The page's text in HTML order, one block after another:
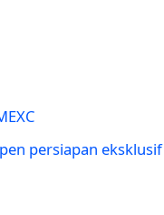
persiapan eksklusif